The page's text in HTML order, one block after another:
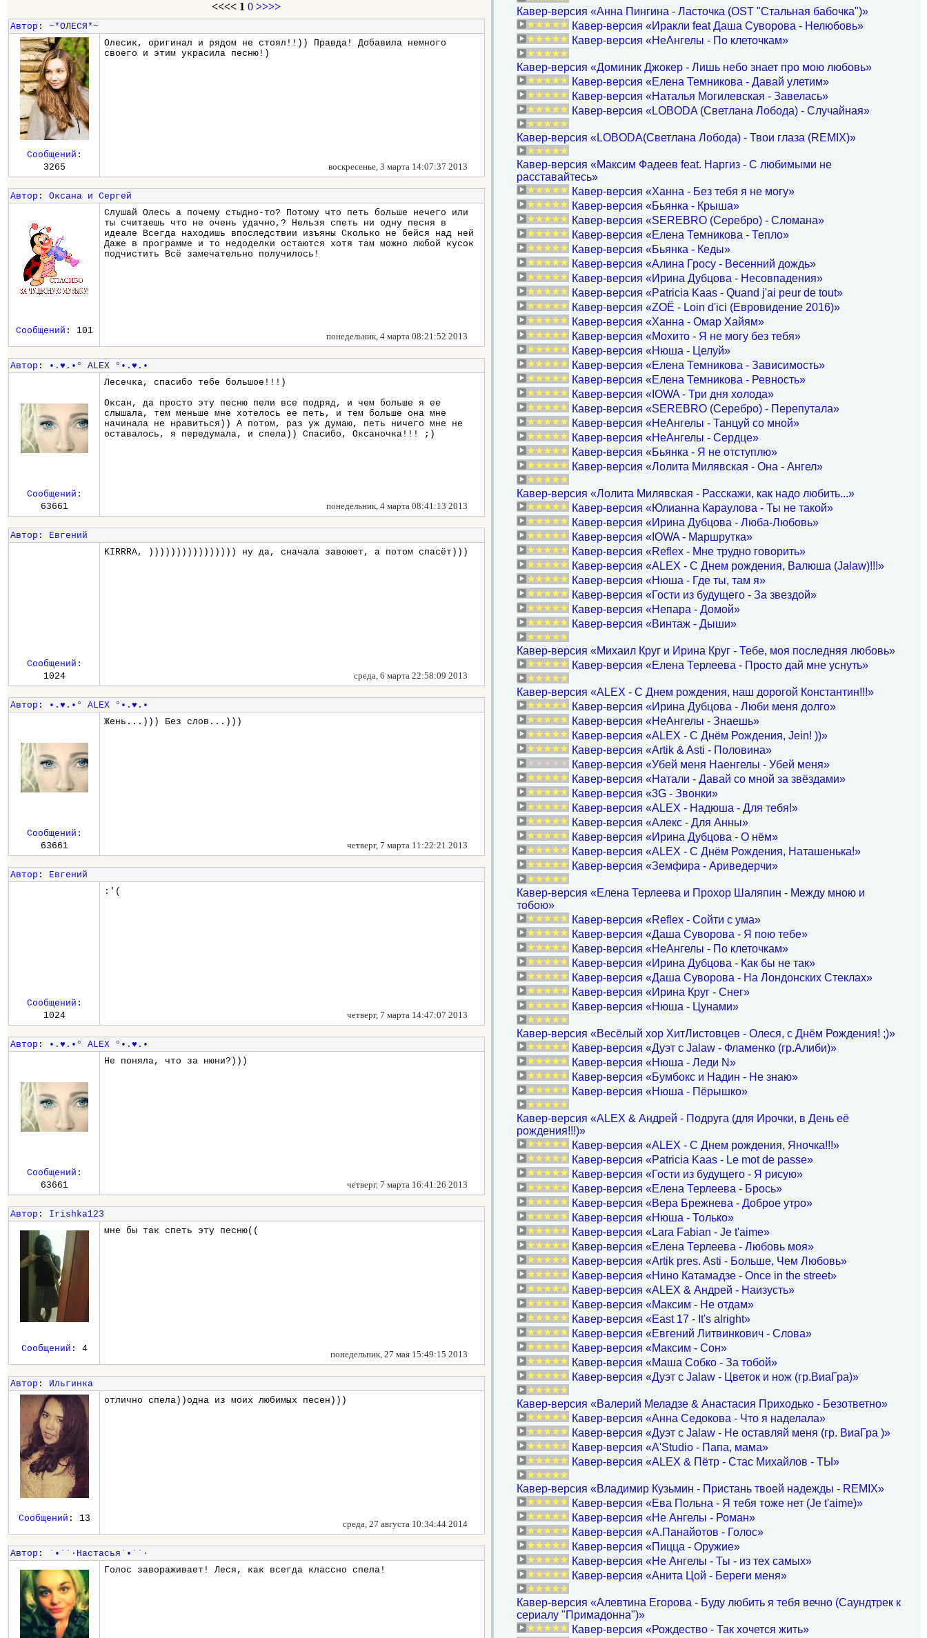
<<<< 1 0 >>>>
Автор :~*ОЛЕСЯ*~
Олесик, оригинал и рядом не стоял!!)) Правда! Добавила немного
своего и этим украсила песню!)
воскресенье, 3 марта 14:07:37 2013
Сообщений :
3265
Автор :Оксана и Сергей
Слушай Олесь а почему стыдно-то? Потому что петь больше нечего или
ты считаешь что не очень удачно,? Нельзя спеть ни одну песня в
идеале Всегда находишь впоследствии изъяны Сколько не бейся над ней
Даже в программе и то недоделки остаются хотя там можно любой кусок
подчистить Всё замечательно получилось!
понедельник, 4 марта 08:21:52 2013
Сообщений : 101
Автор :
•.♥.•° ALEX °•.♥.•
Лесечка, спасибо тебе большое!!!)
Оксан, да просто эту песню пели все подряд, и чем больше я ее
слышала, тем меньше мне хотелось ее петь, и тем больше она мне
начинала не нравиться)) А потом, раз уж думаю, петь ничего мне не
оставалось, я передумала, и спела)) Спасибо, Оксаночка!!! ;)
понедельник, 4 марта 08:41:13 2013
Сообщений :
63661
Автор : Евгений
KIRRRA, )))))))))))))))) ну да, сначала завоюет, а потом спасёт)))
среда, 6 марта 22:58:09 2013
Сообщений :
1024
Автор :
•.♥.•° ALEX °•.♥.•
Жень...))) Без слов...)))
четверг, 7 марта 11:22:21 2013
Сообщений :
63661
Автор : Евгений
:'(
четверг, 7 марта 14:47:07 2013
Сообщений :
1024
Автор :
•.♥.•° ALEX °•.♥.•
Не поняла, что за нюни?)))
четверг, 7 марта 16:41:26 2013
Сообщений :
63661
Автор : Irishka123
мне бы так спеть эту песню((
понедельник, 27 мая 15:49:15 2013
Сообщений : 4
Автор : Ильгинка
отлично спела))одна из моих любимых песен)))
среда, 27 августа 10:34:44 2014
Сообщений : 13
Автор :
˙•˙˙·Настасья˙•˙˙·
Голос завораживает! Леся, как всегда классно спела!
Кавер-версия «Анна Пингина - Ласточка (OST "Стальная бабочка")»
Кавер-версия «Иракли feat Даша Суворова - Нелюбовь»
Кавер-версия «НеАнгелы - По клеточкам»
Кавер-версия «Доминик Джокер - Лишь небо знает про мою любовь»
Кавер-версия «Елена Темникова - Давай улетим»
Кавер-версия «Наталья Могилевская - Завелась»
Кавер-версия «LOBODA (Светлана Лобода) - Случайная»
Кавер-версия «LOBODA(Светлана Лобода) - Твои глаза (REMIX)»
Кавер-версия «Максим Фадеев feat. Наргиз - С любимыми не
расставайтесь»
Кавер-версия «Ханна - Без тебя я не могу»
Кавер-версия «Бьянка - Крыша»
Кавер-версия «SEREBRO (Серебро) - Сломана»
Кавер-версия «Елена Темникова - Тепло»
Кавер-версия «Бьянка - Кеды»
Кавер-версия «Алина Гросу - Весенний дождь»
Кавер-версия «Ирина Дубцова - Несовпадения»
Кавер-версия «Patricia Kaas - Quand j'ai peur de tout»
Кавер-версия «ZOË - Loin d'ici (Евровидение 2016)»
Кавер-версия «Ханна - Омар Хайям»
Кавер-версия «Мохито - Я не могу без тебя»
Кавер-версия «Нюша - Целуй»
Кавер-версия «Елена Темникова - Зависимость»
Кавер-версия «Елена Темникова - Ревность»
Кавер-версия «IOWA - Три дня холода»
Кавер-версия «SEREBRO (Серебро) - Перепутала»
Кавер-версия «НеАнгелы - Танцуй со мной»
Кавер-версия «НеАнгелы - Сердце»
Кавер-версия «Бьянка - Я не отступлю»
Кавер-версия «Лолита Милявская - Она - Ангел»
Кавер-версия «Лолита Милявская - Расскажи, как надо любить...»
Кавер-версия «Юлианна Караулова - Ты не такой»
Кавер-версия «Ирина Дубцова - Люба-Любовь»
Кавер-версия «IOWA - Маршрутка»
Кавер-версия «Reflex - Мне трудно говорить»
Кавер-версия «ALEX - С Днем рождения, Валюша (Jalaw)!!!»
Кавер-версия «Нюша - Где ты, там я»
Кавер-версия «Гости из будущего - За звездой»
Кавер-версия «Непара - Домой»
Кавер-версия «Винтаж - Дыши»
Кавер-версия «Михаил Круг и Ирина Круг - Тебе, моя последняя любовь»
Кавер-версия «Елена Терлеева - Просто дай мне уснуть»
Кавер-версия «ALEX - С Днем рождения, наш дорогой Константин!!!»
Кавер-версия «Ирина Дубцова - Люби меня долго»
Кавер-версия «НеАнгелы - Знаешь»
Кавер-версия «ALEX - С Днём Рождения, Jein! ))»
Кавер-версия «Artik & Asti - Половина»
Кавер-версия «Убей меня Наенгелы - Убей меня»
Кавер-версия «Натали - Давай со мной за звёздами»
Кавер-версия «3G - Звонки»
Кавер-версия «ALEX - Надюша - Для тебя!»
Кавер-версия «Алекс - Для Анны»
Кавер-версия «Ирина Дубцова - О нём»
Кавер-версия «ALEX - С Днём Рождения, Наташенька!»
Кавер-версия «Земфира - Ариведерчи»
Кавер-версия «Елена Терлеева и Прохор Шаляпин - Между мною и
тобою»
Кавер-версия «Reflex - Сойти с ума»
Кавер-версия «Даша Суворова - Я пою тебе»
Кавер-версия «НеАнгелы - По клеточкам»
Кавер-версия «Ирина Дубцова - Как бы не так»
Кавер-версия «Даша Суворова - На Лондонских Стеклах»
Кавер-версия «Ирина Круг - Снег»
Кавер-версия «Нюша - Цунами»
Кавер-версия «Весёлый хор ХитЛистовцев - Олеся, с Днём Рождения! ;)»
Кавер-версия «Дуэт с Jalaw - Фламенко (гр.Алиби)»
Кавер-версия «Нюша - Леди N»
Кавер-версия «Бумбокс и Надин - Не знаю»
Кавер-версия «Нюша - Пёрышко»
Кавер-версия «ALEX & Андрей - Подруга (для Ирочки, в День её
рождения!!!)»
Кавер-версия «ALEX - С Днем рождения, Яночка!!!»
Кавер-версия «Patricia Kaas - Le mot de passe»
Кавер-версия «Гости из будущего - Я рисую»
Кавер-версия «Елена Терлеева - Брось»
Кавер-версия «Вера Брежнева - Доброе утро»
Кавер-версия «Нюша - Только»
Кавер-версия «Lara Fabian - Je t'aime»
Кавер-версия «Елена Терлеева - Любовь моя»
Кавер-версия «Artik pres. Asti - Больше, Чем Любовь»
Кавер-версия «Нино Катамадзе - Once in the street»
Кавер-версия «ALEX & Андрей - Наизусть»
Кавер-версия «Максим - Не отдам»
Кавер-версия «East 17 - It's alright»
Кавер-версия «Евгений Литвинкович - Слова»
Кавер-версия «Максим - Сон»
Кавер-версия «Маша Собко - За тобой»
Кавер-версия «Дуэт с Jalaw - Цветок и нож (гр.ВиаГра)»
Кавер-версия «Валерий Меладзе & Анастасия Приходько - Безответно»
Кавер-версия «Анна Седокова - Что я наделала»
Кавер-версия «Дуэт с Jalaw - Не оставляй меня (гр. ВиаГра )»
Кавер-версия «A'Studio - Папа, мама»
Кавер-версия «ALEX & Пётр - Стас Михайлов - ТЫ»
Кавер-версия «Владимир Кузьмин - Пристань твоей надежды - REMIX»
Кавер-версия «Ева Польна - Я тебя тоже нет (Je t'aime)»
Кавер-версия «Не Ангелы - Роман»
Кавер-версия «А.Панайотов - Голос»
Кавер-версия «Пицца - Оружие»
Кавер-версия «Не Ангелы - Ты - из тех самых»
Кавер-версия «Анита Цой - Береги меня»
Кавер-версия «Алевтина Егорова - Буду любить я тебя вечно (Саундтрек к
сериалу "Примадонна")»
Кавер-версия «Рождество - Так хочется жить»